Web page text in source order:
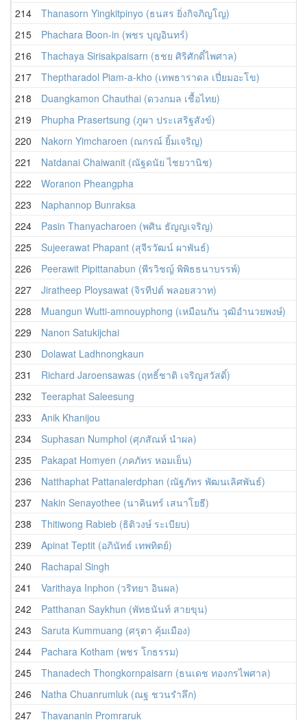
214
Thanasorn Yingkitpinyo (ธนสร ยิ่งกิจภิญโญ)
215
Phachara Boon-in (พชร บุญอินทร์)
216
Thachaya Sirisakpaisarn (ธชย ศิริศักดิ์ไพศาล)
217
Theptharadol Piam-a-kho (เทพธาราดล เปี่ยมอะโข)
218
Duangkamon Chauthai (ดวงกมล เชื้อไทย)
219
Phupha Prasertsung (ภูผา ประเสริฐสังข์)
220
Nakorn Yimcharoen (ณกรณ์ ยิ้มเจริญ)
221
Natdanai Chaiwanit (ณัฐดนัย ไชยวานิช)
222
Woranon Pheangpha
223
Naphannop Bunraksa
224
Pasin Thanyacharoen (พศิน ธัญญเจริญ)
225
Sujeerawat Phapant (สุจีรวัฒน์ ผาพันธ์)
226
Peerawit Pipittanabun (พีรวิชญ์ พิพิธธนาบรรพ์)
227
Jiratheep Ploysawat (จิรทีปต์ พลอยสวาท)
228
Muangun Wutti-amnouyphong (เหมือนกัน วุฒิอำนวยพงษ์)
229
Nanon Satukijchai
230
Dolawat Ladhnongkaun
231
Richard Jaroensawas (ฤทธิ์ชาติ เจริญสวัสดิ์)
232
Teeraphat Saleesung
233
Anik Khanijou
234
Suphasan Numphol (ศุภสัณห์ นำผล)
235
Pakapat Homyen (ภคภัทร หอมเย็น)
236
Natthaphat Pattanalerdphan (ณัฐภัทร พัฒนเลิศพันธ์)
237
Nakin Senayothee (นาคินทร์ เสนาโยธี)
238
Thitiwong Rabieb (ธิติวงษ์ ระเบียบ)
239
Apinat Teptit (อภินัทธ์ เทพทิตย์)
240
Rachapal Singh
241
Varithaya Inphon (วริทยา อินผล)
242
Patthanan Saykhun (พัทธนันท์ สายขุน)
243
Saruta Kummuang (ศรุตา คุ้มเมือง)
244
Pachara Kotham (พชร โกธรรม)
245
Thanadech Thongkornpaisarn (ธนเดช ทองกรไพศาล)
246
Natha Chuanrumluk (ณฐ ชวนรำลึก)
247
Thavananin Promraruk